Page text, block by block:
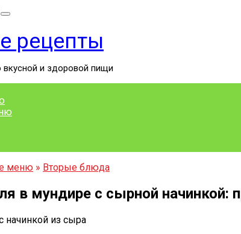
рецепты
и здоровой пищи
меню » Вторые блюда
в мундире с сырной начинкой: